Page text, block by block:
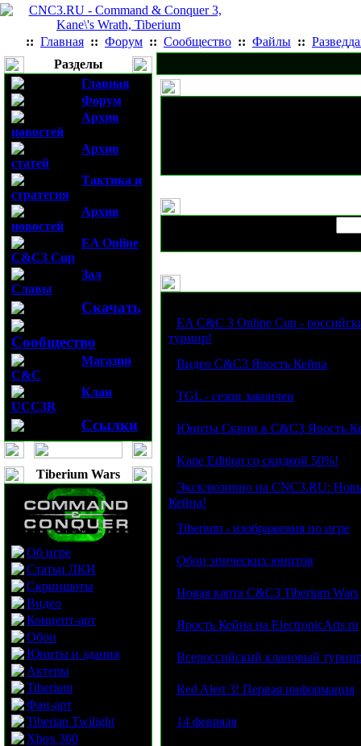
:: Главная :: Форум :: Сообщество :: Файлы ::
Разделы
Главная
Форум
Архив
новостей
Архив
статей
Тактика и
стратегия
Архив
новостей
EA Online
C&C3 Cup
Зал
Славы
Скачать
Сообщество
Магазин
C&C
Клан
UCC3R
Ссылки
Tiberium Wars
Об игре
Статьи ЛКИ
Скриншоты
Видео
Концепт-арт
Обои
Юниты и здания
Актеры
Tiberium
Фан-арт
Tiberian Twilight
Xbox 360
EA C&C 3 Online Cup -
турнир!
Видео C&C3 Ярость Кейна
TGL - сезон закончен
Юниты Скрин в C&C3 Ярость
Kane Edition со скидкой 50%!
Эксклюзивно на CNC3.RU:
Кейна!
Tiberium - изображения по игре
Обои эпических юнитов
Новая карта C&C3 Tiberium Wars
Ярость Кейна на ElectronicArts.ru
Всероссийский клановый
Red Alert 3! Первая информация
14 февряля